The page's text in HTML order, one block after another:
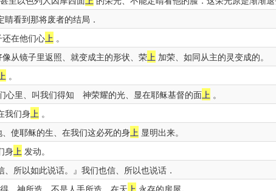
看到那将废者的结局．
在他们心上 。
从镜子里返照、就变成主的形状、荣上 加荣、如同从主的灵变成的。
。
里、叫我们得知 神荣耀的光、显在耶稣基督的面上 。
我们身上 。
使耶稣的生、在我们这必死的身上 显明出来。
身上 发动。
、所以如此说话。』我们也信、所以也说话．
神所造、不是人手所造、在天上 永存的房屋。